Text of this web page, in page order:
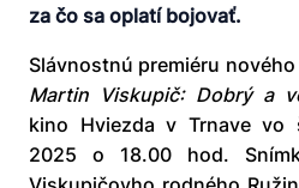
za čo sa oplatí bojovať.
Slávnostnú premiéru
Martin Viskupič: Dobrý a
kino Hviezda v Trnave vo
2025 o 18.00 hod.